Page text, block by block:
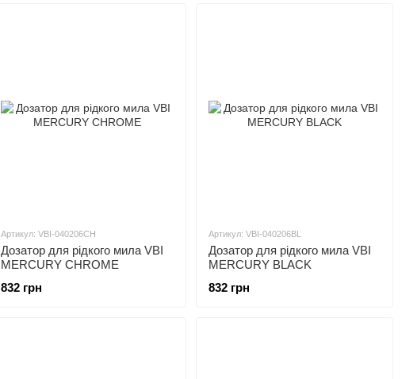
Артикул: VBI-040206CH
Дозатор для рідкого мила VBI
MERCURY CHROME
832 грн
Артикул: VBI-040206BL
Дозатор для рідкого мила VBI
MERCURY BLACK
832 грн